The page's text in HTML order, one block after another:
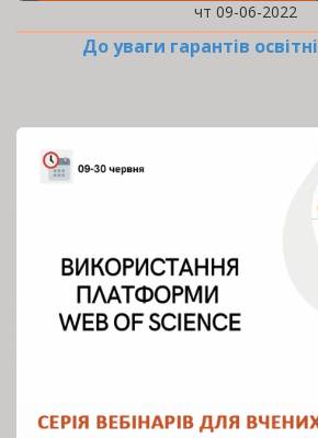
чт 09-06-2022
До уваги гарантів